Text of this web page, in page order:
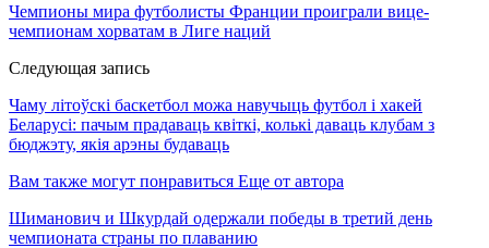
Чемпионы мира футболисты Франции проиграли вице-
чемпионам хорватам в Лиге наций
Следующая запись
Чаму літоўскі баскетбол можа навучыць футбол і хакей
Беларусі: пачым прадаваць квіткі, колькі даваць клубам з
бюджэту, якія арэны будаваць
Вам также могут понравиться Еще от автора
Шиманович и Шкурдай одержали победы в третий день
чемпионата страны по плаванию